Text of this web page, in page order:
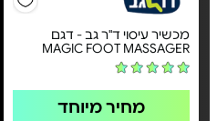
מכשיר עיסוי ד"ר גב - דגם
MAGIC FOOT MASSAGER
מחיר מיוחד